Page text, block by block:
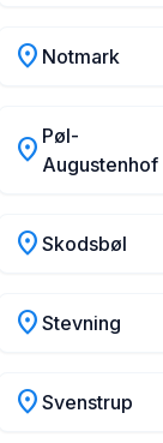
location_on Notmark
location_on Pøl-
Augustenhof
location_on Skodsbøl
location_on Stevning
location_on Svenstrup